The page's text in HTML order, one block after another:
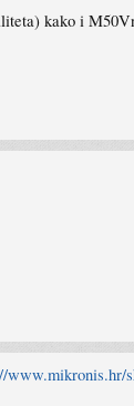
kako i
www.mikronis.hr/